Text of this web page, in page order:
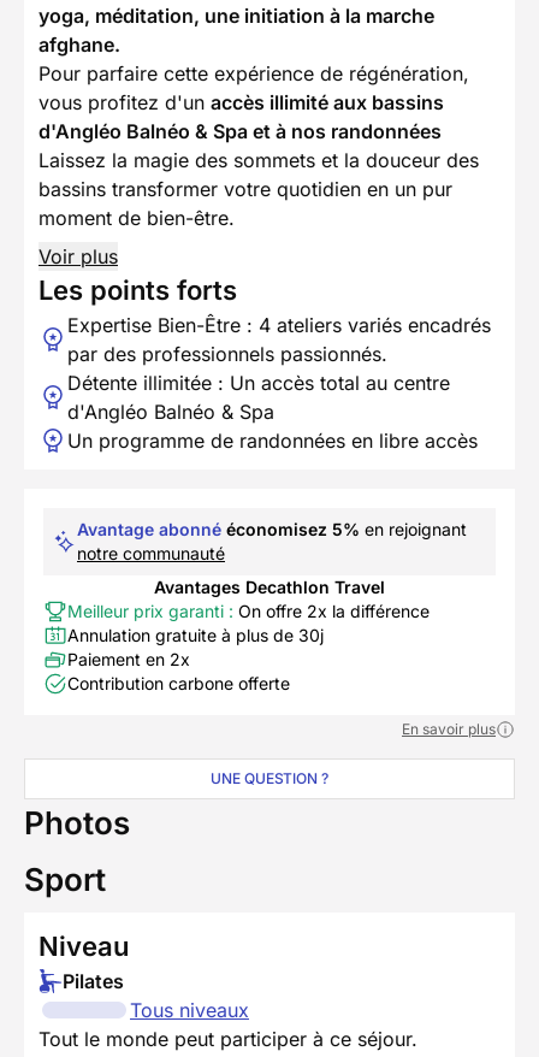
yoga, méditation, une initiation à la marche
afghane.
Pour parfaire cette expérience de régénération,
vous profitez d'un accès illimité aux bassins
d'Angléo Balnéo & Spa et à nos randonnées
Laissez la magie des sommets et la douceur des
bassins transformer votre quotidien en un pur
moment de bien-être.
Voir plus
Les points forts
Expertise Bien-Être : 4 ateliers variés encadrés
par des professionnels passionnés.
Détente illimitée : Un accès total au centre
d'Angléo Balnéo & Spa
Un programme de randonnées en libre accès
Avantage abonné économisez 5% en rejoignant
notre communauté
Avantages Decathlon Travel
Meilleur prix garanti : On offre 2x la différence
Annulation gratuite à plus de 30j
Paiement en 2x
Contribution carbone offerte
En savoir plus
UNE QUESTION ?
Photos
Sport
Niveau
Pilates
Tous niveaux
Tout le monde peut participer à ce séjour.